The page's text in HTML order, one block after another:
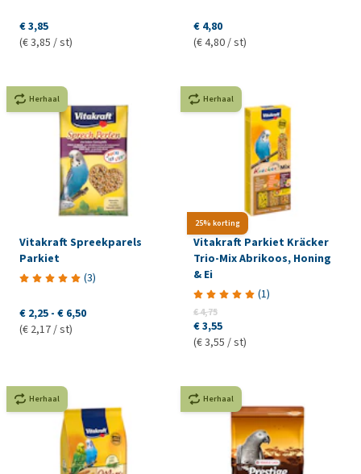
€ 3,85
(€ 3,85 / st)
€ 4,80
(€ 4,80 / st)
Herhaal
Vitakraft Spreekparels
Parkiet
(3)
€ 2,25 - € 6,50
(€ 2,17 / st)
25% korting
Herhaal
Vitakraft Parkiet Kräcker
Trio-Mix Abrikoos, Honing
& Ei
(1)
€ 4,75
€ 3,55
(€ 3,55 / st)
Herhaal Herhaal